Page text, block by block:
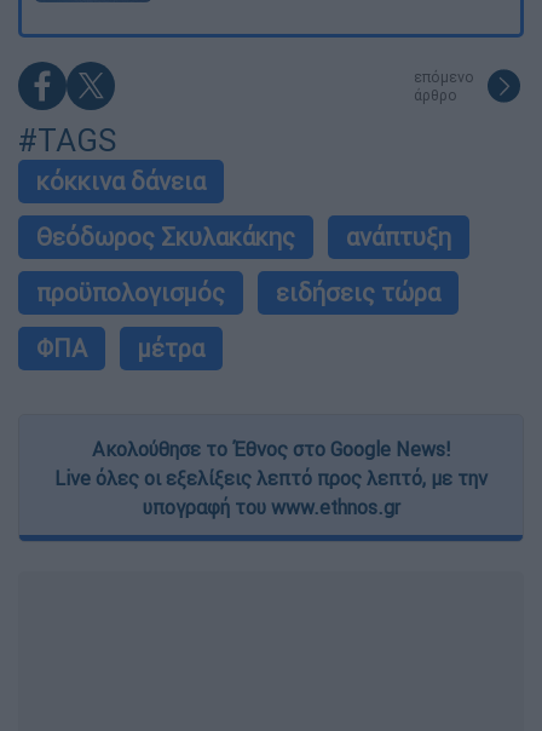
επόμενο
άρθρο
#TAGS
κόκκινα δάνεια
Θεόδωρος Σκυλακάκης
ανάπτυξη
προϋπολογισμός
ειδήσεις τώρα
ΦΠΑ
μέτρα
Ακολούθησε το Έθνος στο Google News!
Live όλες οι εξελίξεις λεπτό προς λεπτό, με την
υπογραφή του www.ethnos.gr